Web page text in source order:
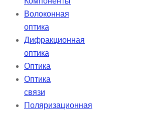
Волоконная
оптика
Дифракционная
оптика
Оптика
Оптика
связи
Поляризационная